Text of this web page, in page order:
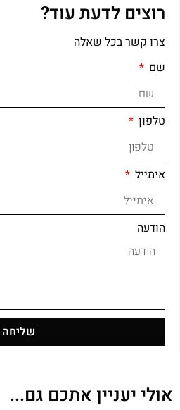
רוצים לדעת עוד?
צרו קשר בכל שאלה
שם
טלפון
אימייל
הודעה
שליחה
אולי יעניין אתכם גם...